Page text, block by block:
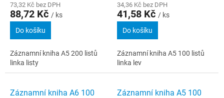
73,32 Kč bez DPH
88,72 Kč / ks
Do košíku
Záznamní kniha A5 200 listů
linka listy
34,36 Kč bez DPH
41,58 Kč / ks
Do košíku
Záznamní kniha A5 100 listů
linka lev
Záznamní kniha A6 100
Záznamní kniha A5 100